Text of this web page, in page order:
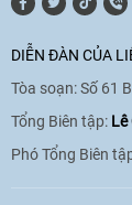
DIỄN ĐÀN CỦA
Tòa soạn: Số 61
Tổng Biên tập: Lê
Phó Tổng Biên